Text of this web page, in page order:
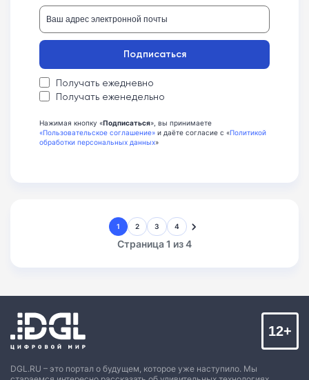
Получать ежедневно
Получать еженедельно
Подписаться
Нажимая кнопку «Подписаться», вы принимаете
«Пользовательское соглашение» и даёте согласие с «Политикой
обработки персональных данных»
1 2 3 4
Страница 1 из 4
DGL.RU – это портал о будущем, которое уже наступило. Мы
12+